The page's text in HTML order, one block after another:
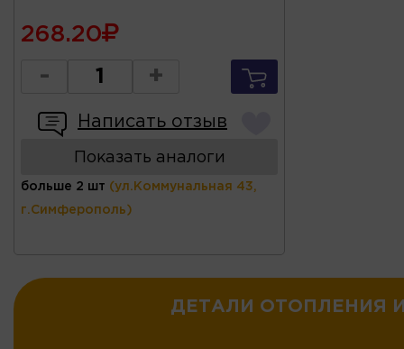
268.20
- +
Написать отзыв
Показать аналоги
больше 2 шт (ул.Коммунальная 43,
г.Симферополь)
ДЕТАЛИ ОТОПЛЕНИЯ